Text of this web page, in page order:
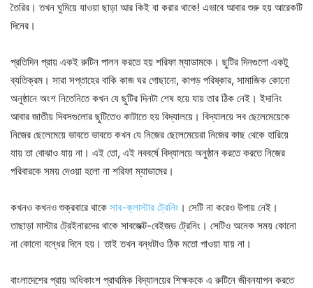
তৈরির। তখন ঘুমিয়ে যাওয়া ছাড়া আর কিই বা করার থাকে! এভাবে আবার শুরু হয় আরেকটি
দিনের।
প্রতিদিন প্রায় একই রুটিন পালন করতে হয় শরিফা ম্যাডামকে। ছুটির দিনগুলো একটু
ব্যতিক্রম। সারা সপ্তাহের বাকি কাজ ঘর গোছানো, কাপড় পরিষ্কার, সামাজিক কোনো
অনুষ্ঠানে অংশ নিতেনিতে কখন যে ছুটির দিনটা শেষ হয়ে যায় তার ঠিক নেই। ইদানিং
আবার জাতীয় দিবসগুলোর ছুটিতেও কাটাতে হয় বিদ্যালয়ে। বিদ্যালয়ে সব ছেলেমেয়েকে
নিজের ছেলেমেয়ে ভাবতে ভাবতে কখন যে নিজের ছেলেমেয়েরা নিজের কাছ থেকে হারিয়ে
যায় তা বোঝাও যায় না। এই তো, এই নববর্ষে বিদ্যালয়ে অনুষ্ঠান করতে করতে নিজের
পরিবারকে সময় দেওয়া হলো না শরিফা ম্যাডামের।
কখনও কখনও শুক্রবারে থাকে সাব-ক্লাস্টার ট্রেনিং । সেটি না করেও উপায় নেই।
তাছাড়া মাস্টার ট্রেইনারদের থাকে সাবজেক্ট-বেইজড ট্রেনিং। সেটিও অনেক সময় কোনো
না কোনো বন্ধের দিনে হয়। তাই তখন বন্ধটাও ঠিক মতো পাওয়া যায় না।
বাংলাদেশের প্রায় অধিকাংশ প্রাথমিক বিদ্যালয়ের শিক্ষককে এ রুটিনে জীবনযাপন করতে